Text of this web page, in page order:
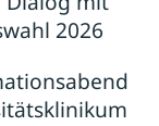
2026